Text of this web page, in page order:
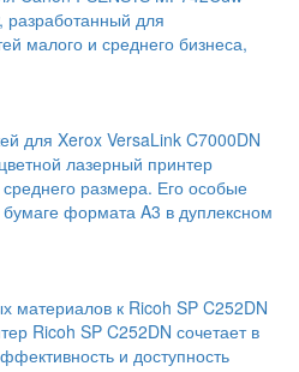
разработанный для
малого и среднего бизнеса,
для Xerox VersaLink C7000DN
лазерный принтер
размера. Его особые
формата A3 в дуплексном
материалов к Ricoh SP C252DN
Ricoh SP C252DN сочетает в
и доступность